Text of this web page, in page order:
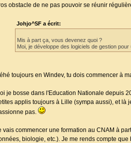
obstacle de ne pas pouvoir se réunir
Johjo^SF a écrit:
Mis à part ça, vous devenez quoi ?
Moi, je développe des logiciels de gestion
toujours en Windev, tu dois commencer à
je bosse dans l'Education Nationale depuis
applis toujours à Lille (sympa aussi), et là
pas.
vais commencer une formation au CNAM à
biologie, etc.). Je me rends compte